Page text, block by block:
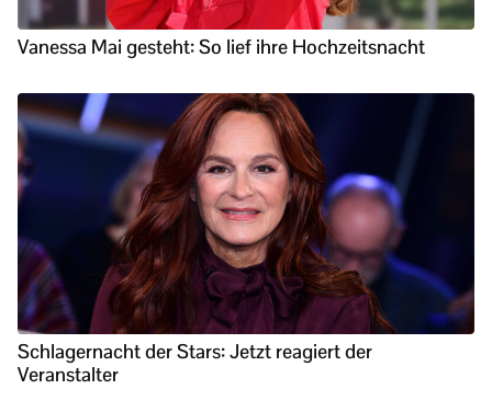
Vanessa Mai gesteht: So lief ihre Hochzeitsnacht
Schlagernacht der Stars: Jetzt reagiert der
Veranstalter